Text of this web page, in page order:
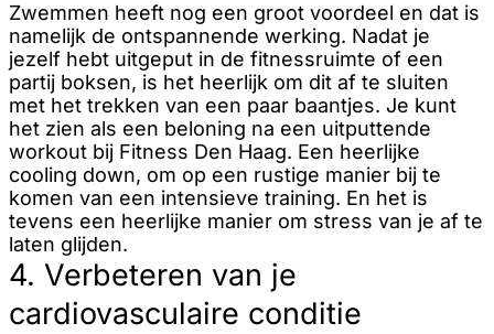
Zwemmen heeft nog een groot voordeel en dat is
namelijk de ontspannende werking. Nadat je
jezelf hebt uitgeput in de fitnessruimte of een
partij boksen, is het heerlijk om dit af te sluiten
met het trekken van een paar baantjes. Je kunt
het zien als een beloning na een uitputtende
workout bij Fitness Den Haag. Een heerlijke
cooling down, om op een rustige manier bij te
komen van een intensieve training. En het is
tevens een heerlijke manier om stress van je af te
laten glijden.
4. Verbeteren van je
cardiovasculaire conditie